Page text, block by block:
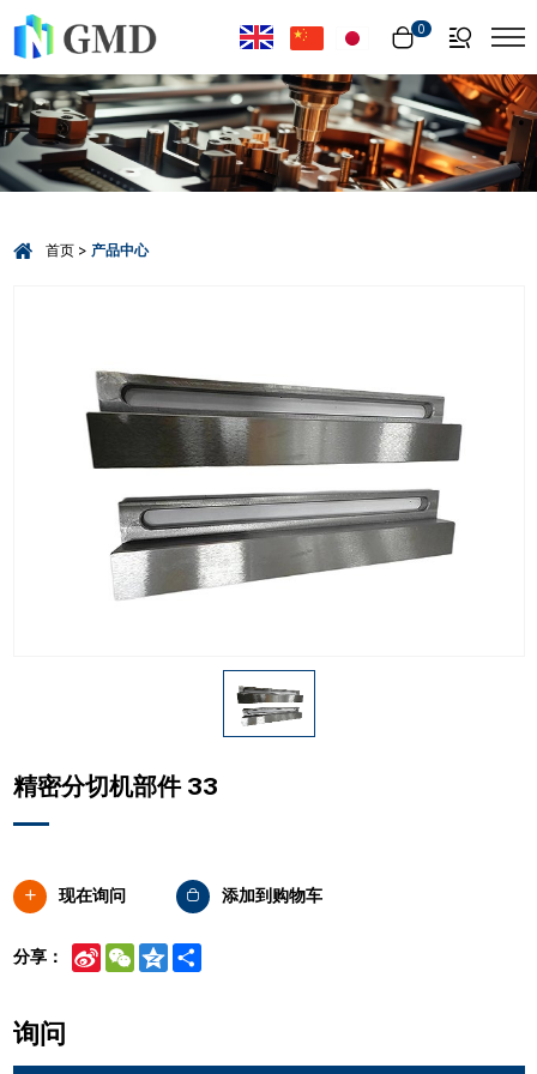
Select Language ▼ 0
首页 产品中心
精密分切机部件 33
现在询问 添加到购物车
分享：
Sina
Weibo
WeChatQzone
询问